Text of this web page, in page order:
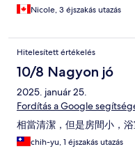
Nicole, 3 éjszakás utazás
Hitelesített értékelés
10/8 Nagyon jó
2025. január 25.
Fordítás a Google
相當清潔，但是房間小，浴
chih-yu, 1 éjszakás utazás